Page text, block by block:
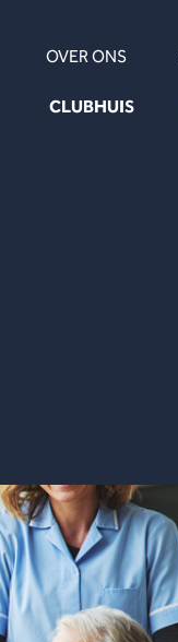
CLUBHUIS
OVER ONS